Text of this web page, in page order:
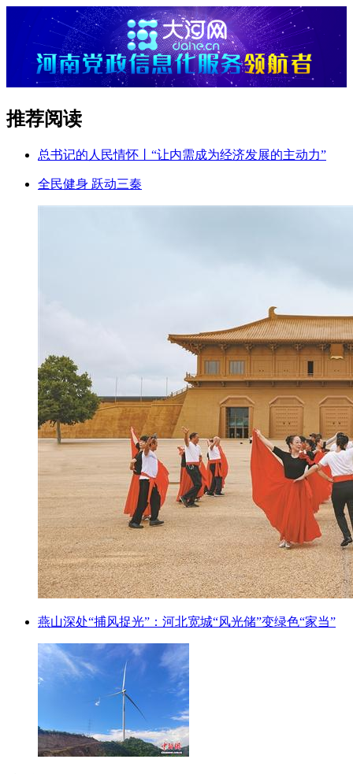
推荐阅读
总书记的人民情怀丨“让内需成为经济发展的主动力”
全民健身 跃动三秦
燕山深处“捕风捉光”：河北宽城“风光储”变绿色“家当”